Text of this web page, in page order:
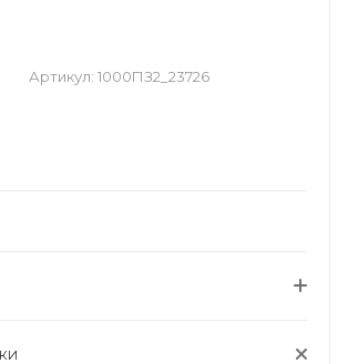
Артикул: 1000ПЗ2_23726